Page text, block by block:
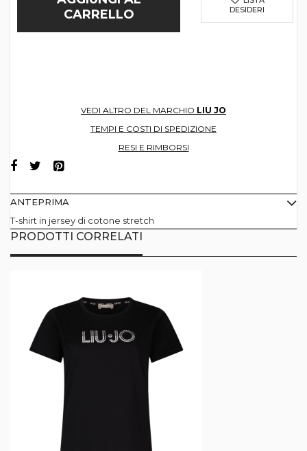
CARRELLO
DESIDERI
VEDI ALTRO DEL MARCHIO LIU JO
TEMPI E COSTI DI SPEDIZIONE
RESI E RIMBORSI
ANTEPRIMA
T-shirt in jersey di cotone stretch
PRODOTTI CORRELATI